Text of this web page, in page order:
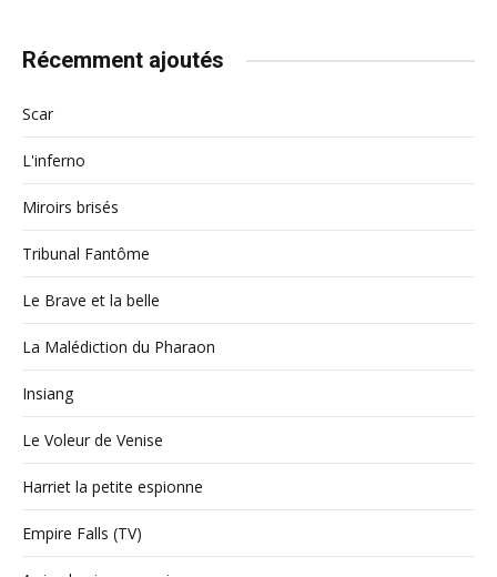
Récemment ajoutés
Scar
L'inferno
Miroirs brisés
Tribunal Fantôme
Le Brave et la belle
La Malédiction du Pharaon
Insiang
Le Voleur de Venise
Harriet la petite espionne
Empire Falls (TV)